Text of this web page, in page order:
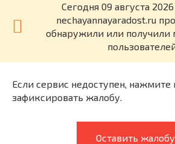
Cегодня 09 августа
nechayannayaradost.ru
обнаружили или получили
Если сервис недоступен, нажмите
зафиксировать жалобу.
Оставить жалобу